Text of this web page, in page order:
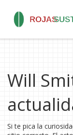
Will
Si te pica la